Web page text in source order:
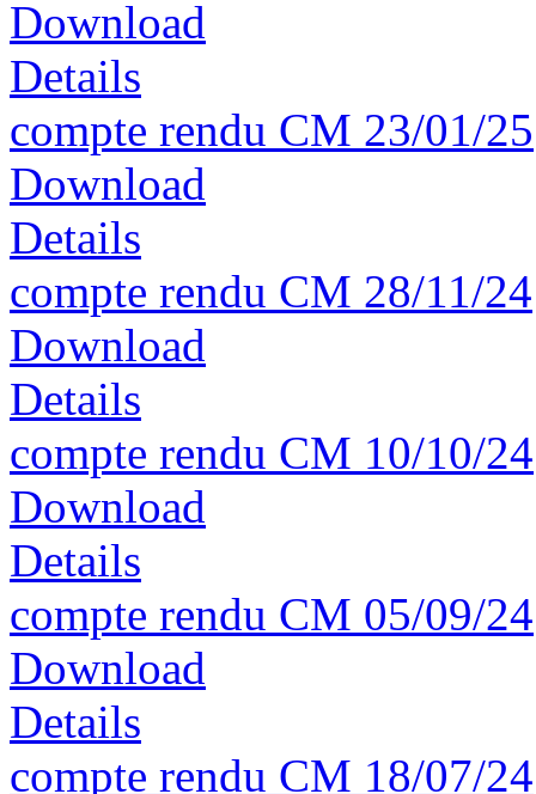
Download
Details
compte rendu CM 23/01/25
Download
Details
compte rendu CM 28/11/24
Download
Details
compte rendu CM 10/10/24
Download
Details
compte rendu CM 05/09/24
Download
Details
compte rendu CM 18/07/24